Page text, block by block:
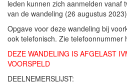
leden kunnen zich aanmelden vanaf
van de wandeling (26 augustus
Opgave voor deze wandeling bij
ook telefonisch. Zie telefoonnummer
DEZE WANDELING IS AFGELAST
VOORSPELD
DEELNEMERSLIJST: